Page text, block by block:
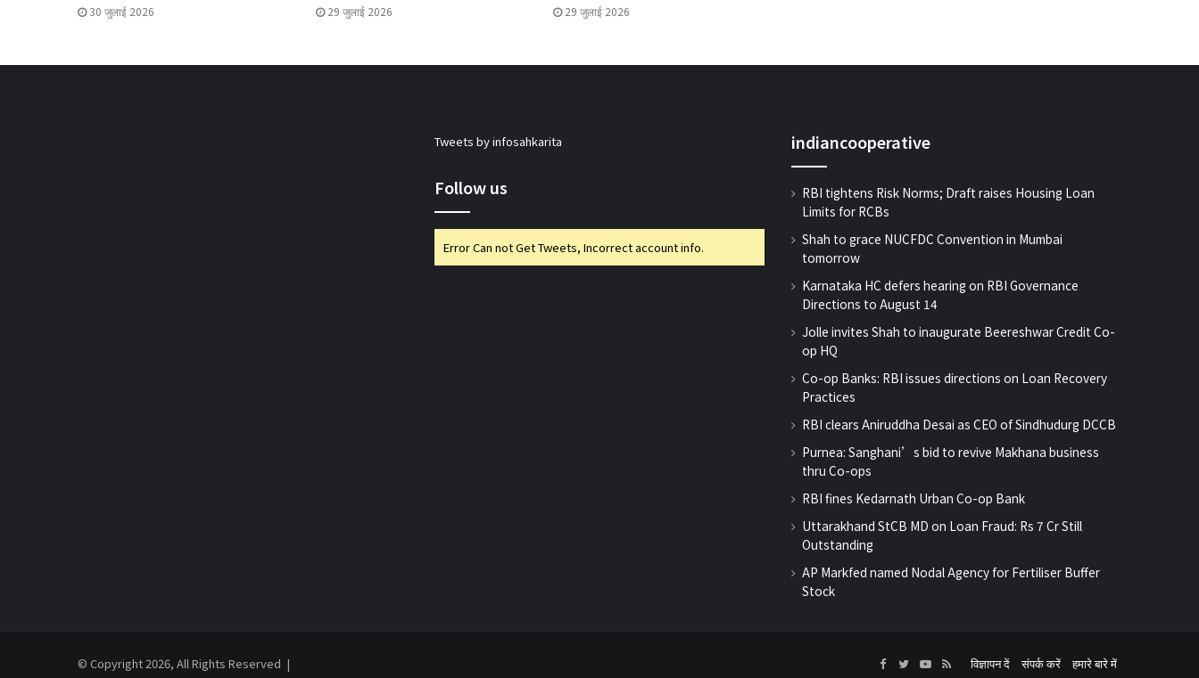
गुजकॉमासोल पीनट बटर उत्पादन के क्षेत्र में करेगा
30 जुलाई 2026 29 जुलाई 2026 29 जुलाई 2026
Tweets by infosahkarita
Follow us
Error Can not Get Tweets, Incorrect account info.
indiancooperative
RBI tightens Risk Norms; Draft raises Housing Loan
Limits for RCBs
Shah to grace NUCFDC Convention in Mumbai
tomorrow
Karnataka HC defers hearing on RBI Governance
Directions to August 14
Jolle invites Shah to inaugurate Beereshwar Credit Co-
op HQ
Co-op Banks: RBI issues directions on Loan Recovery
Practices
RBI clears Aniruddha Desai as CEO of Sindhudurg DCCB
Purnea: Sanghani’s bid to revive Makhana business
thru Co-ops
RBI fines Kedarnath Urban Co-op Bank
Uttarakhand StCB MD on Loan Fraud: Rs 7 Cr Still
Outstanding
AP Markfed named Nodal Agency for Fertiliser Buffer
Stock
© Copyright 2026, All Rights Reserved | विज्ञापन दें संपर्क करें हमारे बारे में
Facebook
TwitterYouTube
RSS